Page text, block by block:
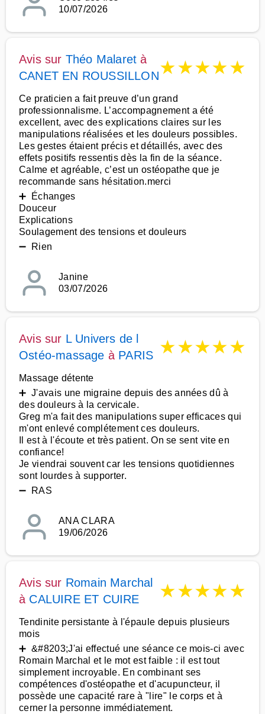
10/07/2026
Avis sur Théo Malaret à
CANET EN ROUSSILLON★★★★★
Ce praticien a fait preuve d’un grand
professionnalisme. L’accompagnement a été
excellent, avec des explications claires sur les
manipulations réalisées et les douleurs possibles.
Les gestes étaient précis et détaillés, avec des
effets positifs ressentis dès la fin de la séance.
Calme et agréable, c’est un ostéopathe que je
recommande sans hésitation.merci
➕ Échanges
Douceur
Explications
Soulagement des tensions et douleurs
➖ Rien
Janine
03/07/2026
Avis sur L Univers de l
Ostéo-massage à PARIS ★★★★★
Massage détente
➕ J'avais une migraine depuis des années dû à
des douleurs à la cervicale.
Greg m'a fait des manipulations super efficaces qui
m'ont enlevé complétement ces douleurs.
Il est à l'écoute et très patient. On se sent vite en
confiance!
Je viendrai souvent car les tensions quotidiennes
sont lourdes à supporter.
➖ RAS
ANA CLARA
19/06/2026
Avis sur Romain Marchal
à CALUIRE ET CUIRE ★★★★★
Tendinite persistante à l'épaule depuis plusieurs
mois
➕ &#8203;J'ai effectué une séance ce mois-ci avec
Romain Marchal et le mot est faible : il est tout
simplement incroyable. En combinant ses
compétences d'ostéopathe et d'acupuncteur, il
possède une capacité rare à "lire" le corps et à
cerner la personne immédiatement.